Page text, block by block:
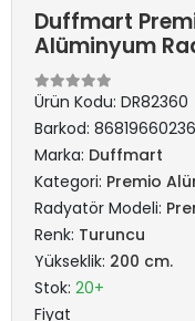
Duffmart
Alüminyum
Ürün Kodu: DR82360
Barkod:
Marka: Duffmart
Kategori: Premio
Radyatör Modeli:
Renk: Turuncu
Yükseklik: 200 cm.
Stok: 20+
Fiyat